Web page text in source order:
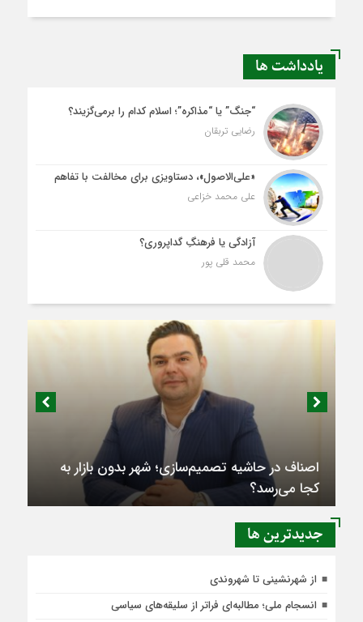
یادداشت ها
“جنگ” یا “مذاکره”؛ اسلام کدام را برمی‌گزیند؟
رضایی تربقان
«علی‌الاصول»، دستاویزی برای مخالفت با تفاهم
علی محمد خزاعی
آزادگی یا فرهنگِ گداپروری؟
محمد قلی پور
اصناف در حاشیه تصمیم‌سازی؛ شهر بدون بازار به
کجا می‌رسد؟
جديدترين ها
از شهرنشینی تا شهروندی
انسجام ملی؛ مطالبه‌ای فراتر از سلیقه‌های سیاسی